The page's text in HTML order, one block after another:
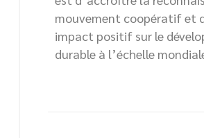
mouvement coopératif et
impact positif sur le
durable à l’échelle